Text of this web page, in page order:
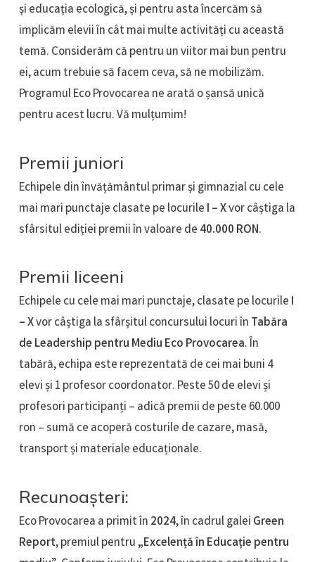
și educația ecologică, și pentru asta încercăm să
implicăm elevii în cât mai multe activități cu această
temă. Considerăm că pentru un viitor mai bun pentru
ei, acum trebuie să facem ceva, să ne mobilizăm.
Programul Eco Provocarea ne arată o șansă unică
pentru acest lucru. Vă mulțumim!
Premii juniori
Echipele din învățământul primar și gimnazial cu cele
mai mari punctaje clasate pe locurile I – Xvor câștiga la
sfârsitul ediției premii în valoare de 40.000 RON.​
Premii liceeni
Echipele cu cele mai mari punctaje, clasate pe locurile I
– Xvor câștiga la sfârșitul concursului locuri în Tabăra
de Leadership pentru Mediu Eco Provocarea. În
tabără, echipa este reprezentată de cei mai buni 4
elevi și 1 profesor coordonator. Peste 50 de elevi și
profesori participanți – adică premii de peste 60.000
ron – sumă ce acoperă costurile de cazare, masă,
transport și materiale educaționale.
Recunoașteri:
Eco Provocarea a primit în 2024, în cadrul galei Green
Report, premiul pentru„Excelență în Educație pentru